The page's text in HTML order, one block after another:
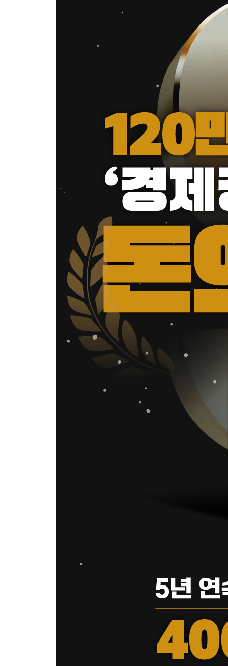
부동산에 투자하는 것이 좋을까? 주식이 좋을까?
돈을 다루는 네 가지 능력
경제에 대한 해석은 자신의 정치적 신념에서 벗어
마중물과 종잣돈 1억 만들기의 다섯 가지 규칙
좋은 부채, 나쁜 부채
세상의 권위에 항상 의심을 품어라
좋은 돈이 찾아오게 하는 일곱 가지 비법
직장인들이 부자가 되는 두 가지 방법
감독(자산배분)이 중요한가? 선수(포지션)가 중요
은행에서 흥정을 한다고요?
떨어지는 칼을 잡을 수 있는 사람
재무제표에 능통한 회계사는 투자를 정말 잘할까?
김승호의 투자 원칙과 기준
자식을 부자로 만드는 방법
만약 삼성전자 주식을 아직도 가지고 있었더라면
국제적 수준의 행동 에티켓과 세계화 과정
당신의 출구전략은 무엇인가?
모든 비즈니스는 결국 부동산과 금융을 만난다
똑똑한 사람들이 오히려 음모에 빠진다
사기를 당하지 않는 법
투자의 승자 자격을 갖췄는지 알 수 있는 열한 가지
두량 족난 복팔분
당신 사업의 퍼(PER)는 얼마인가?
창업을 꿈꾸는 젊은이는 작은 회사로 가라
길을 모르겠으면 큰길로 가라
재산을 모을 때는 농부가 되고 투자할 때는 어부가